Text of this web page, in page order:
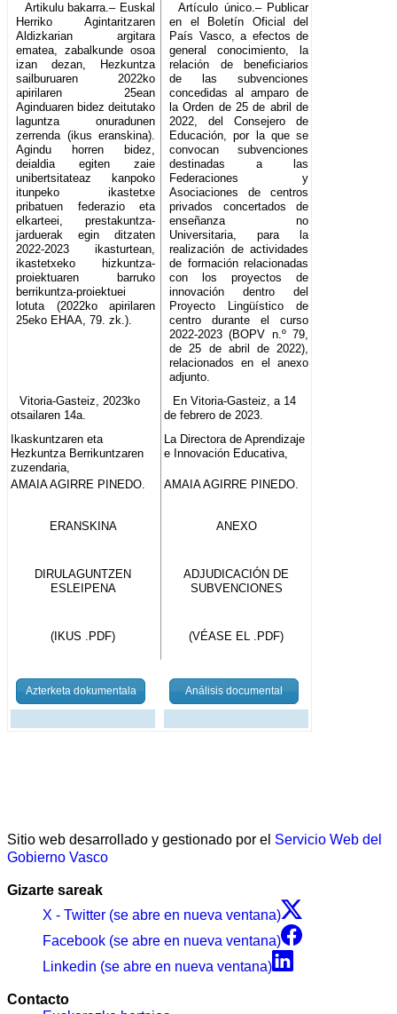
Artikulu bakarra.– Euskal
Herriko Agintaritzaren
Aldizkarian argitara
ematea, zabalkunde osoa
izan dezan, Hezkuntza
sailburuaren 2022ko
apirilaren 25ean
Aginduaren bidez deitutako
laguntza onuradunen
zerrenda (ikus eranskina).
Agindu horren bidez,
deialdia egiten zaie
unibertsitateaz kanpoko
itunpeko ikastetxe
pribatuen federazio eta
elkarteei, prestakuntza-
jarduerak egin ditzaten
2022-2023 ikasturtean,
ikastetxeko hizkuntza-
proiektuaren barruko
berrikuntza-proiektuei
lotuta (2022ko apirilaren
25eko EHAA, 79. zk.).
Artículo único.– Publicar
en el Boletín Oficial del
País Vasco, a efectos de
general conocimiento, la
relación de beneficiarios
de las subvenciones
concedidas al amparo de
la Orden de 25 de abril de
2022, del Consejero de
Educación, por la que se
convocan subvenciones
destinadas a las
Federaciones y
Asociaciones de centros
privados concertados de
enseñanza no
Universitaria, para la
realización de actividades
de formación relacionadas
con los proyectos de
innovación dentro del
Proyecto Lingüístico de
centro durante el curso
2022-2023 (BOPV n.º 79,
de 25 de abril de 2022),
relacionados en el anexo
adjunto.
Vitoria-Gasteiz, 2023ko
otsailaren 14a.
En Vitoria-Gasteiz, a 14
de febrero de 2023.
Ikaskuntzaren eta
Hezkuntza Berrikuntzaren
zuzendaria,
La Directora de Aprendizaje
e Innovación Educativa,
AMAIA AGIRRE PINEDO. AMAIA AGIRRE PINEDO.
ERANSKINA ANEXO
DIRULAGUNTZEN
ESLEIPENA
ADJUDICACIÓN DE
SUBVENCIONES
(IKUS .PDF) (VÉASE EL .PDF)
Azterketa dokumentala Análisis documental
Sitio web desarrollado y gestionado por el Servicio Web del
Gobierno Vasco
Gizarte sareak
X - Twitter (se abre en nueva ventana)
Facebook (se abre en nueva ventana)
Linkedin (se abre en nueva ventana)
Contacto